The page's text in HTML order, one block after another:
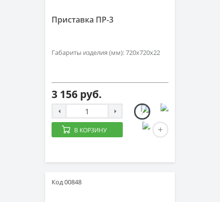
Приставка ПР-3
Габариты изделия (мм): 720х720х22
3 156 руб.
В КОРЗИНУ
Код 00848